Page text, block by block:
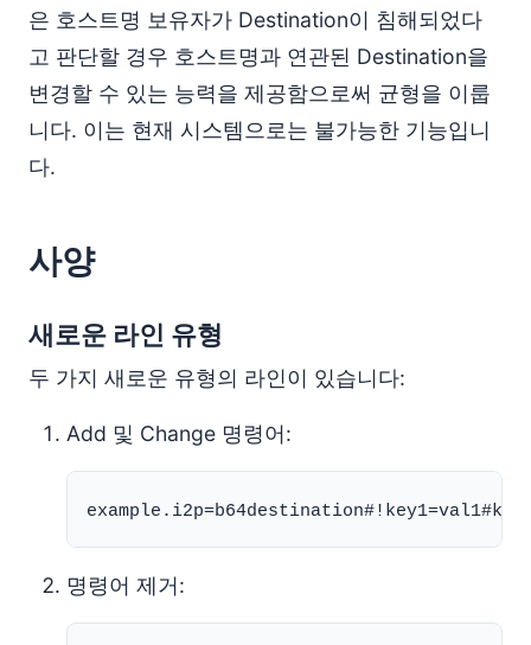
은 호스트명 보유자가 Destination이 침해되었다
고 판단할 경우 호스트명과 연관된 Destination을
변경할 수 있는 능력을 제공함으로써 균형을 이룹
니다. 이는 현재 시스템으로는 불가능한 기능입니
다.
사양
새로운 라인 유형
두 가지 새로운 유형의 라인이 있습니다:
Add 및 Change 명령어:
명령어 제거: